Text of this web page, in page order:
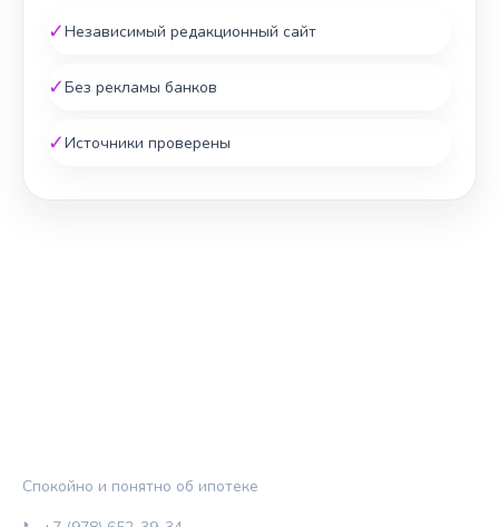
✓Независимый редакционный сайт
✓Без рекламы банков
✓Источники проверены
Спокойно и понятно об ипотеке